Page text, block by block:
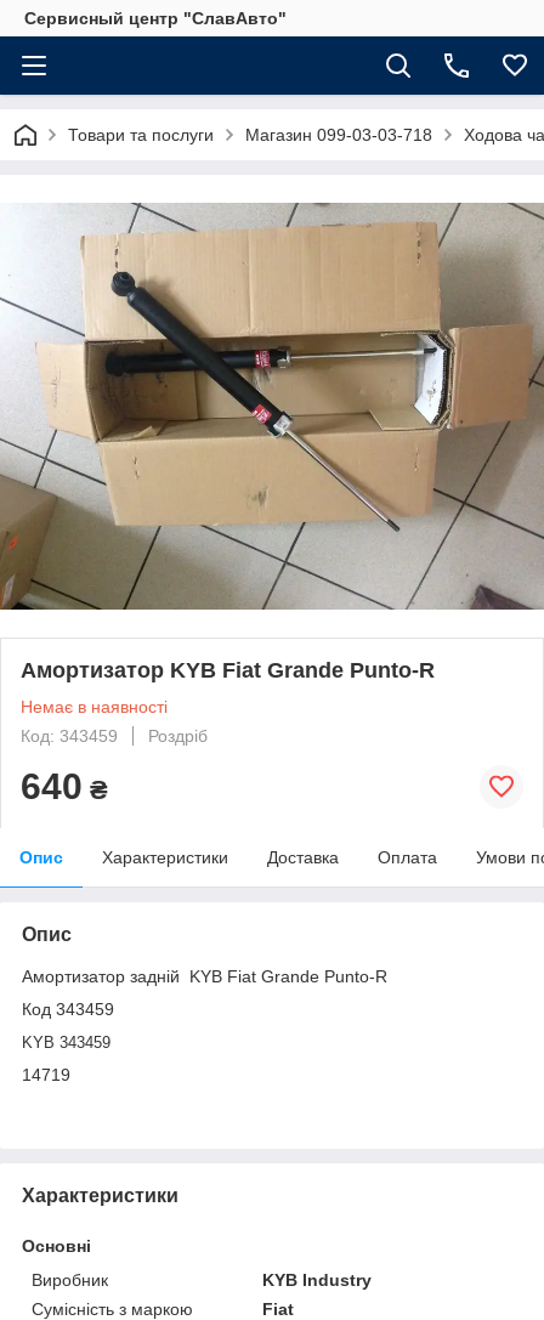
Сервисный центр "СлавАвто"
Товари та послуги Магазин 099-03-03-718 Ходова
Амортизатор KYB Fiat Grande Punto-R
Немає в наявності
Код: 343459
Роздріб
640 ₴
Опис Характеристики Доставка Оплата Умови
Опис
Амортизатор задній KYB Fiat Grande Punto-R
Код 343459
KYB 343459
14719
Характеристики
Основні
Виробник
KYB Industry
Сумісність з маркою
Fiat